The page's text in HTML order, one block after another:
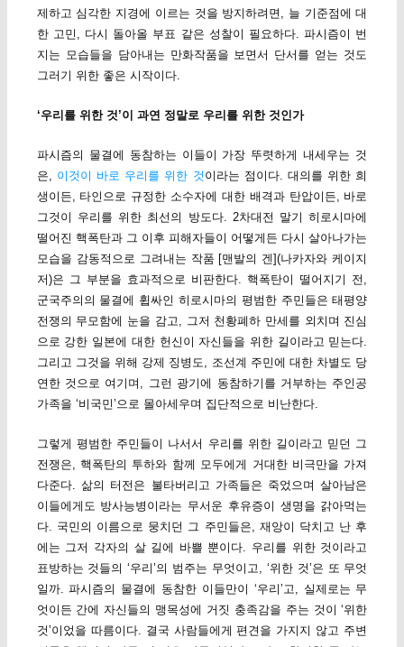
제하고 심각한 지경에 이르는 것을 방지하려면, 늘 기준점에 대
한 고민, 다시 돌아올 부표 같은 성찰이 필요하다. 파시즘이 번
지는 모습들을 담아내는 만화작품을 보면서 단서를 얻는 것도
그러기 위한 좋은 시작이다.
‘우리를 위한 것’이 과연 정말로 우리를 위한 것인가
파시즘의 물결에 동참하는 이들이 가장 뚜렷하게 내세우는 것
은, 이것이 바로 우리를 위한 것 이라는 점이다. 대의를 위한 희
생이든, 타인으로 규정한 소수자에 대한 배격과 탄압이든, 바로
그것이 우리를 위한 최선의 방도다. 2차대전 말기 히로시마에
떨어진 핵폭탄과 그 이후 피해자들이 어떻게든 다시 살아나가는
모습을 감동적으로 그려내는 작품 [맨발의 겐](나카자와 케이지
저)은 그 부분을 효과적으로 비판한다. 핵폭탄이 떨어지기 전,
군국주의의 물결에 휩싸인 히로시마의 평범한 주민들은 태평양
전쟁의 무모함에 눈을 감고, 그저 천황폐하 만세를 외치며 진심
으로 강한 일본에 대한 헌신이 자신들을 위한 길이라고 믿는다.
그리고 그것을 위해 강제 징병도, 조선계 주민에 대한 차별도 당
연한 것으로 여기며, 그런 광기에 동참하기를 거부하는 주인공
가족을 ‘비국민’으로 몰아세우며 집단적으로 비난한다.
그렇게 평범한 주민들이 나서서 우리를 위한 길이라고 믿던 그
전쟁은, 핵폭탄의 투하와 함께 모두에게 거대한 비극만을 가져
다준다. 삶의 터전은 불타버리고 가족들은 죽었으며 살아남은
이들에게도 방사능병이라는 무서운 후유증이 생명을 갉아먹는
다. 국민의 이름으로 뭉치던 그 주민들은, 재앙이 닥치고 난 후
에는 그저 각자의 살 길에 바쁠 뿐이다. 우리를 위한 것이라고
표방하는 것들의 ‘우리’의 범주는 무엇이고, ‘위한 것’은 또 무엇
일까. 파시즘의 물결에 동참한 이들만이 ‘우리’고, 실제로는 무
엇이든 간에 자신들의 맹목성에 거짓 충족감을 주는 것이 ‘위한
것’이었을 따름이다. 결국 사람들에게 편견을 가지지 않고 주변